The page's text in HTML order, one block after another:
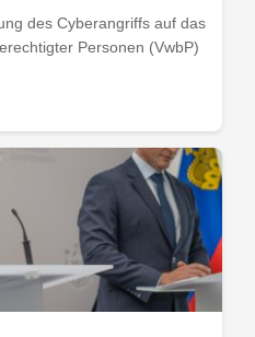
des Cyberangriffs auf das
Personen (VwbP)